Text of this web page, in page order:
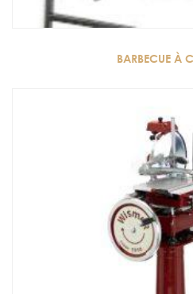
BARBECUE À